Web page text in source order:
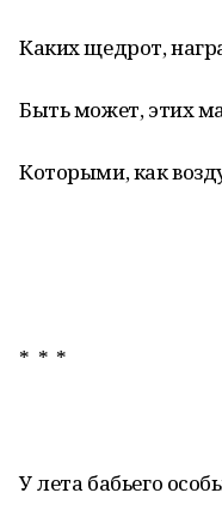
Каких щедрот,
Быть может, этих
Которыми, как
* * *
У лета бабьего